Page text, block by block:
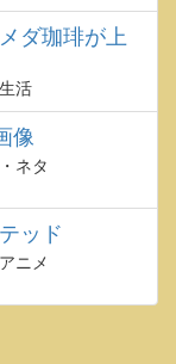
ダ珈琲が上
活
像
ネタ
ッド
ニメ